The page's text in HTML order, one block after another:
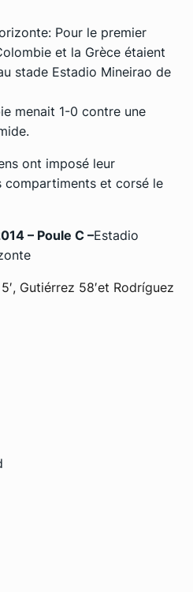
Pour le premier
et la Grèce étaient
stade Estadio Mineirao de
menait 1-0 contre une
ont imposé leur
compartiments et corsé le
– Poule C –Estadio
Gutiérrez 58′et Rodríguez